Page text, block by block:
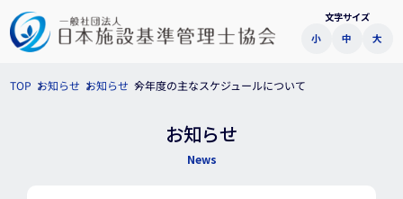
文字サイズ
小 中 大
TOP お知らせ お知らせ 今年度の主なスケジュールについて
お知らせ
News